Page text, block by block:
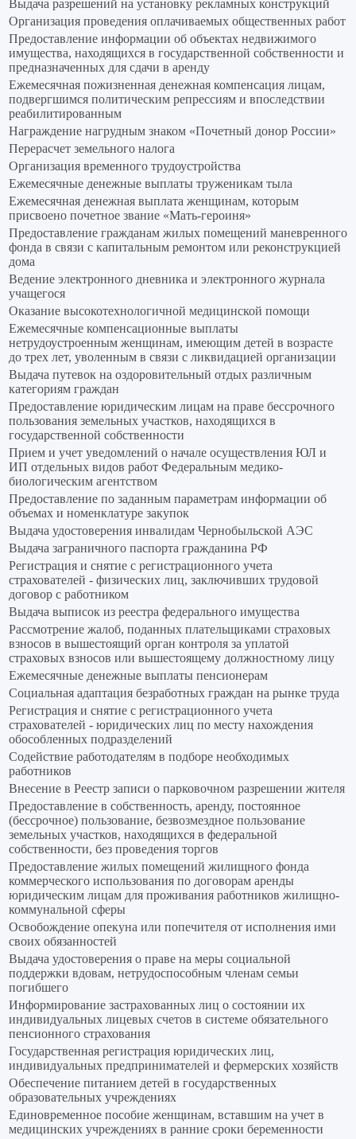
Выдача разрешений на установку рекламных конструкций
Организация проведения оплачиваемых общественных работ
Предоставление информации об объектах недвижимого
имущества, находящихся в государственной собственности и
предназначенных для сдачи в аренду
Ежемесячная пожизненная денежная компенсация лицам,
подвергшимся политическим репрессиям и впоследствии
реабилитированным
Награждение нагрудным знаком «Почетный донор России»
Перерасчет земельного налога
Организация временного трудоустройства
Ежемесячные денежные выплаты труженикам тыла
Ежемесячная денежная выплата женщинам, которым
присвоено почетное звание «Мать-героиня»
Предоставление гражданам жилых помещений маневренного
фонда в связи с капитальным ремонтом или реконструкцией
дома
Ведение электронного дневника и электронного журнала
учащегося
Оказание высокотехнологичной медицинской помощи
Ежемесячные компенсационные выплаты
нетрудоустроенным женщинам, имеющим детей в возрасте
до трех лет, уволенным в связи с ликвидацией организации
Выдача путевок на оздоровительный отдых различным
категориям граждан
Предоставление юридическим лицам на праве бессрочного
пользования земельных участков, находящихся в
государственной собственности
Прием и учет уведомлений о начале осуществления ЮЛ и
ИП отдельных видов работ Федеральным медико-
биологическим агентством
Предоставление по заданным параметрам информации об
объемах и номенклатуре закупок
Выдача удостоверения инвалидам Чернобыльской АЭС
Выдача заграничного паспорта гражданина РФ
Регистрация и снятие с регистрационного учета
страхователей - физических лиц, заключивших трудовой
договор с работником
Выдача выписок из реестра федерального имущества
Рассмотрение жалоб, поданных плательщиками страховых
взносов в вышестоящий орган контроля за уплатой
страховых взносов или вышестоящему должностному лицу
Ежемесячные денежные выплаты пенсионерам
Социальная адаптация безработных граждан на рынке труда
Регистрация и снятие с регистрационного учета
страхователей - юридических лиц по месту нахождения
обособленных подразделений
Содействие работодателям в подборе необходимых
работников
Внесение в Реестр записи о парковочном разрешении жителя
Предоставление в собственность, аренду, постоянное
(бессрочное) пользование, безвозмездное пользование
земельных участков, находящихся в федеральной
собственности, без проведения торгов
Предоставление жилых помещений жилищного фонда
коммерческого использования по договорам аренды
юридическим лицам для проживания работников жилищно-
коммунальной сферы
Освобождение опекуна или попечителя от исполнения ими
своих обязанностей
Выдача удостоверения о праве на меры социальной
поддержки вдовам, нетрудоспособным членам семьи
погибшего
Информирование застрахованных лиц о состоянии их
индивидуальных лицевых счетов в системе обязательного
пенсионного страхования
Государственная регистрация юридических лиц,
индивидуальных предпринимателей и фермерских хозяйств
Обеспечение питанием детей в государственных
образовательных учреждениях
Единовременное пособие женщинам, вставшим на учет в
медицинских учреждениях в ранние сроки беременности